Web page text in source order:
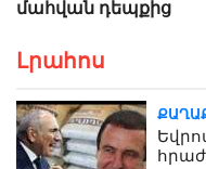
մահվան դեպքից
Լրահոս